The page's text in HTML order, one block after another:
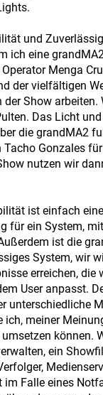
und
ich eine
Menga
der vielfältigen
Show arbeiten.
Das Licht
die grandMA2
Gonzales
nutzen wir
ist einfach eine
für ein System,
ist die
System, wir
erreichen, die
User anpasst.
unterschiedliche
ich, meiner
können.
ein
im Falle eines